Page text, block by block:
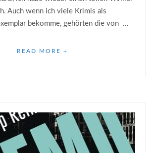
Auch wenn ich viele Krimis als
bekomme, gehörten die von ...
READ MORE +